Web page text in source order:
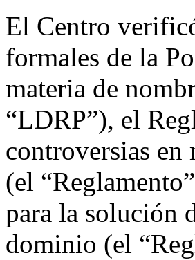
El Centro
formales de la
materia de
“LDRP”), el
controversias en
(el
para la solución
dominio (el